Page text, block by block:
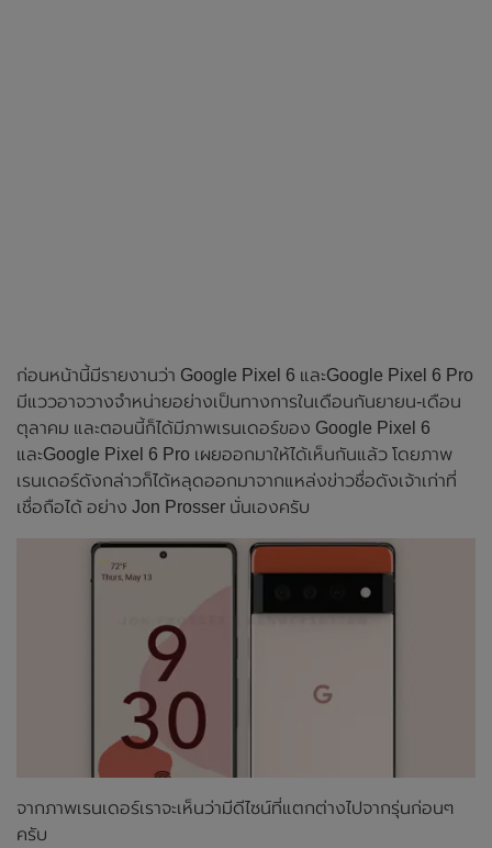
ก่อนหน้านี้มีรายงานว่า Google Pixel 6 และGoogle Pixel 6 Pro
มีแววอาจวางจำหน่ายอย่างเป็นทางการในเดือนกันยายน-เดือน
ตุลาคม และตอนนี้ก็ได้มีภาพเรนเดอร์ของ Google Pixel 6
และGoogle Pixel 6 Pro เผยออกมาให้ได้เห็นกันแล้ว โดยภาพ
เรนเดอร์ดังกล่าวก็ได้หลุดออกมาจากแหล่งข่าวชื่อดังเจ้าเก่าที่
เชื่อถือได้ อย่าง Jon Prosser นั่นเองครับ
จากภาพเรนเดอร์เราจะเห็นว่ามีดีไซน์ที่แตกต่างไปจากรุ่นก่อนๆ
ครับ